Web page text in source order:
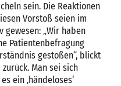
sein. Die Reaktionen
Vorstoß seien im
gewesen: „Wir haben
Patientenbefragung
gestoßen“, blickt
Man sei sich
ein ‚händeloses‘